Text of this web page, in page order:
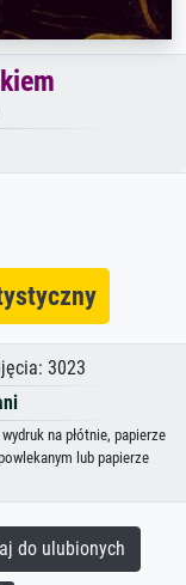
3023
na płótnie, papierze
lub papierze
do ulubionych